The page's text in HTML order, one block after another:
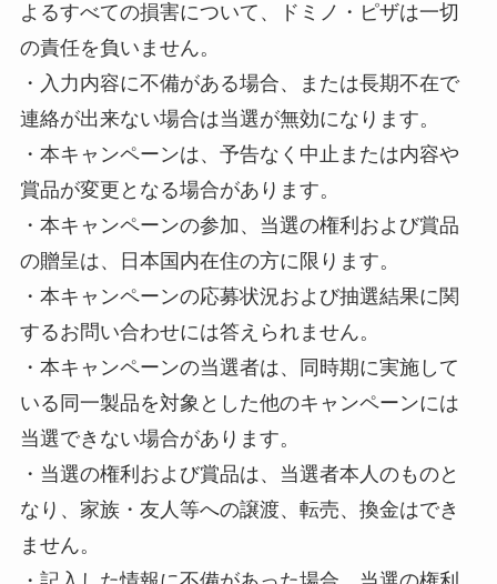
よるすべての損害について、ドミノ・ピザは一切
の責任を負いません。
・入力内容に不備がある場合、または長期不在で
連絡が出来ない場合は当選が無効になります。
・本キャンペーンは、予告なく中止または内容や
賞品が変更となる場合があります。
・本キャンペーンの参加、当選の権利および賞品
の贈呈は、日本国内在住の方に限ります。
・本キャンペーンの応募状況および抽選結果に関
するお問い合わせには答えられません。
・本キャンペーンの当選者は、同時期に実施して
いる同一製品を対象とした他のキャンペーンには
当選できない場合があります。
・当選の権利および賞品は、当選者本人のものと
なり、家族・友人等への譲渡、転売、換金はでき
ません。